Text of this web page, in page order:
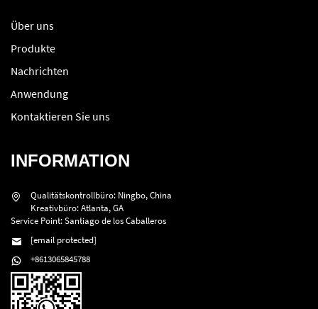
Über uns
Produkte
Nachrichten
Anwendung
Kontaktieren Sie uns
INFORMATION
Qualitätskontrollbüro: Ningbo, China
Kreativbüro: Atlanta, GA
Service Point: Santiago de los Caballeros
[email protected]
+8613065845788